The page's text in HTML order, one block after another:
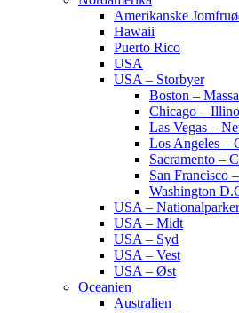
Amerikanske
Hawaii
Puerto Rico
USA
USA – Storbyer
Boston –
Chicago –
Las Vegas –
Los Angeles –
Sacramento –
San Francisco
Washington
USA – Nationalparker
USA – Midt
USA – Syd
USA – Vest
USA – Øst
Oceanien
Australien